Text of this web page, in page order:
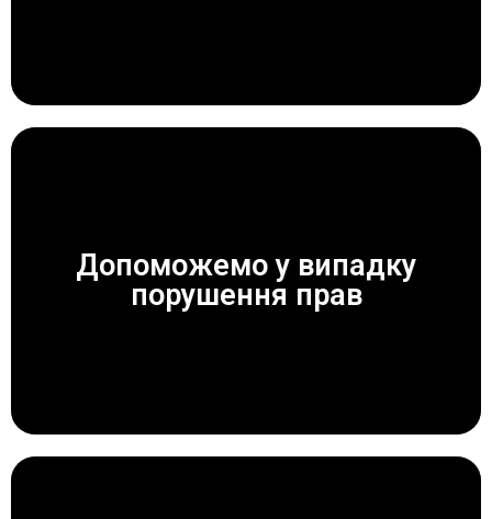
Допоможемо у випадку
порушення прав
ЗАВЖДИ ДОПОМОЖЕМО!